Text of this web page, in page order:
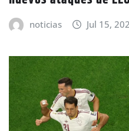
noticias Jul 15,